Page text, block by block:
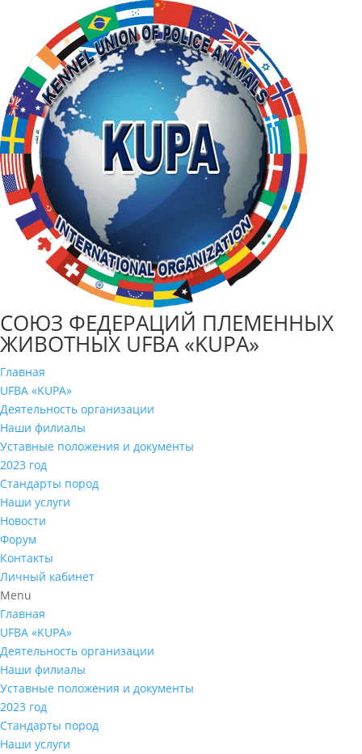
СОЮЗ ФЕДЕРАЦИЙ ПЛЕМЕННЫХ
ЖИВОТНЫХ UFBA «KUPA»
Главная
UFBA «KUPA»
Деятельность организации
Наши филиалы
Уставные положения и документы
2023 год
Стандарты пород
Наши услуги
Новости
Форум
Контакты
Личный кабинет
Menu
Главная
UFBA «KUPA»
Деятельность организации
Наши филиалы
Уставные положения и документы
2023 год
Стандарты пород
Наши услуги